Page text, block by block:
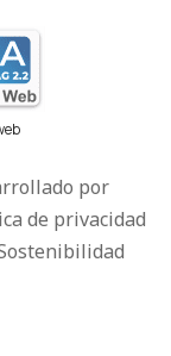
por
de privacidad